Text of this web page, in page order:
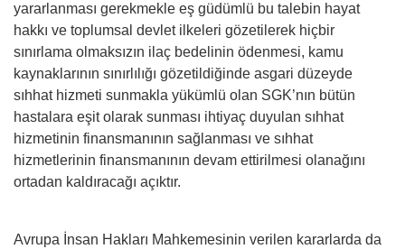
yararlanması gerekmekle eş güdümlü bu talebin hayat
hakkı ve toplumsal devlet ilkeleri gözetilerek hiçbir
sınırlama olmaksızın ilaç bedelinin ödenmesi, kamu
kaynaklarının sınırlılığı gözetildiğinde asgari düzeyde
sıhhat hizmeti sunmakla yükümlü olan SGK’nın bütün
hastalara eşit olarak sunması ihtiyaç duyulan sıhhat
hizmetinin finansmanının sağlanması ve sıhhat
hizmetlerinin finansmanının devam ettirilmesi olanağını
ortadan kaldıracağı açıktır.
Avrupa İnsan Hakları Mahkemesinin verilen kararlarda da